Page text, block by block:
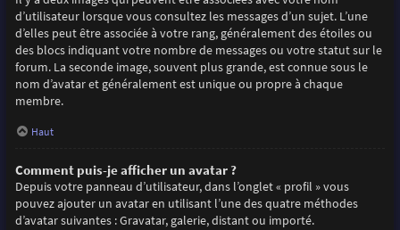
d’utilisateur lorsque vous consultez les messages d’un sujet. L’une
d’elles peut être associée à votre rang, généralement des étoiles ou
des blocs indiquant votre nombre de messages ou votre statut sur le
forum. La seconde image, souvent plus grande, est connue sous le
nom d’avatar et généralement est unique ou propre à chaque
membre.
Haut
Comment puis-je afficher un avatar ?
Depuis votre panneau d’utilisateur, dans l’onglet « profil » vous
pouvez ajouter un avatar en utilisant l’une des quatre méthodes
d’avatar suivantes : Gravatar, galerie, distant ou importé.